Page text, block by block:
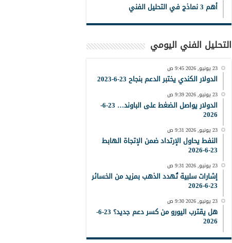
أهم 3 نماذج في التحليل الفني
التحليل الفني اليومي
23 يونيو, 2026 9:45 ص
الدولار الكندي يختبر الدعم بنجاح 23-6-2023
23 يونيو, 2026 9:39 ص
الدولار يواصل الضغط على الباوند… 23-6-
2026
23 يونيو, 2026 9:31 ص
النفط يحاول الإرتداد ضمن الإتجاة الهابط
23-6-2026
23 يونيو, 2026 9:31 ص
إشارات سلبية تُهدد الذهب بمزيد من الخسائر
23-6-2026
23 يونيو, 2026 9:30 ص
هل يقترب اليورو من كسر دعم جديد؟ 23-6-
2026